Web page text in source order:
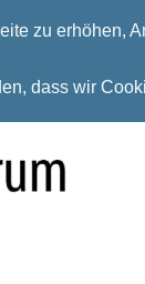
zu erhöhen,
dass wir